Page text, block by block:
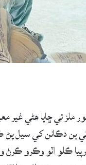
تي ٻن دڪانن کي سيل
حڪومت پاران اٽي جي چڪين مالڪن کي